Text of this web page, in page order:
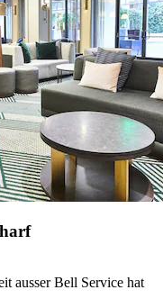
ausser Bell Service hat